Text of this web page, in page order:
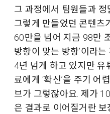
그 과정에서 팀원들과 정
그렇게 만들었던 콘텐츠
60만을 넘어 지금 98만
방향이 맞는 방향’이라
4년 넘게 하고 있지만 유
료에게 ‘확신’을 주기 어
브가 그렇잖아요. 제가
은 결과로 이어질거란